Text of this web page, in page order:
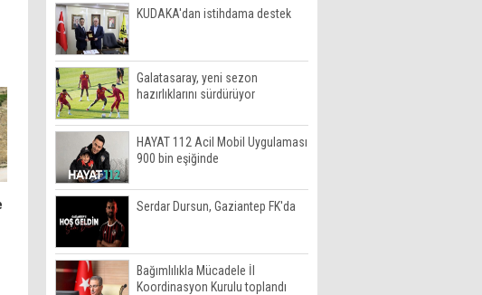
KUDAKA'dan istihdama destek
Galatasaray, yeni sezon
hazırlıklarını sürdürüyor
HAYAT 112 Acil Mobil Uygulaması
900 bin eşiğinde
Serdar Dursun, Gaziantep FK'da
Bağımlılıkla Mücadele İl
Koordinasyon Kurulu toplandı